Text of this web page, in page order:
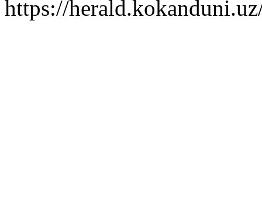
https://